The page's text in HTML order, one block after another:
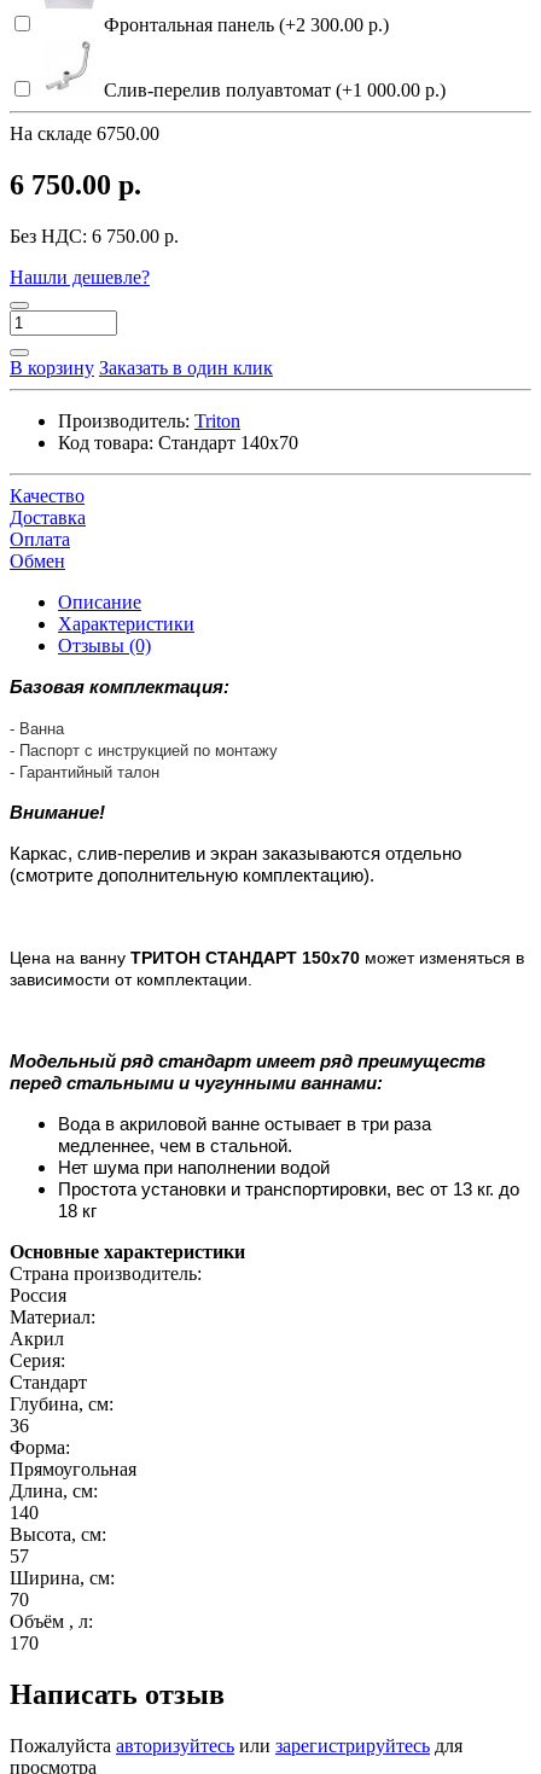
Фронтальная панель (+2 300.00 р.)
Слив-перелив полуавтомат (+1 000.00 р.)
На складе 6750.00
6 750.00 р.
Без НДС: 6 750.00 р.
Нашли дешевле?
В корзину Заказать в один клик
Производитель: Triton
Код товара: Стандарт 140x70
Качество
Доставка
Оплата
Обмен
Описание
Характеристики
Отзывы (0)
Базовая комплектация:
- Ванна
- Паспорт с инструкцией по монтажу
- Гарантийный талон
Внимание!
Каркас, слив-перелив и экран заказываются отдельно
(смотрите дополнительную комплектацию).
Цена на ванну ТРИТОН СТАНДАРТ 150х70 может изменяться в
зависимости от комплектации.
Модельный ряд стандарт имеет ряд преимуществ
перед стальными и чугунными ваннами:
Вода в акриловой ванне остывает в три раза
медленнее, чем в стальной.
Нет шума при наполнении водой
Простота установки и транспортировки, вес от 13 кг. до
18 кг
Основные характеристики
Страна производитель:
Россия
Материал:
Акрил
Серия:
Стандарт
Глубина, см:
36
Форма:
Прямоугольная
Длина, см:
140
Высота, см:
57
Ширина, см:
70
Объём , л:
170
Написать отзыв
Пожалуйста авторизуйтесь или зарегистрируйтесь для
просмотра